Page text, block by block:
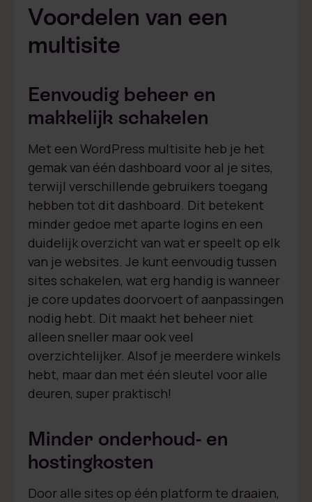
Voordelen van een
multisite
Eenvoudig beheer en
makkelijk schakelen
Met een WordPress multisite heb je het
gemak van één dashboard voor al je sites,
terwijl verschillende gebruikers toegang
hebben tot dit dashboard. Dit betekent
minder gedoe met aparte logins en een
duidelijk overzicht van wat er speelt op elk
van je websites. Je kunt eenvoudig tussen
sites schakelen, wat erg handig is wanneer
je core updates doorvoert of aanpassingen
nodig hebt. Dit maakt het beheer niet
alleen sneller maar ook veel
overzichtelijker. Alsof je meerdere winkels
hebt, maar dan met één sleutel voor alle
deuren, super praktisch!
Minder onderhoud- en
hostingkosten
Door alle sites op één platform te draaien,